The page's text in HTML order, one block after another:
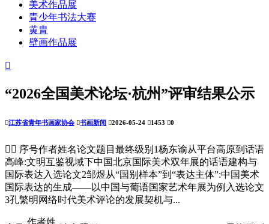
美术作品展
青少年书法大赛
黄胄
壁画作品展

“2026全国美术论坛·杭州”评审结果公示
江苏省青年书画家协会 书画新闻 2026-05-24 1453 0
  序号作者姓名论文题目最终级别1杨东谕从平台高原到话语
高峰:文明互鉴视域下中国北京国际美术双年展的话语建构与
国际表达入选论文2邹煜从“国别样本”到“表达主体”:中国美术
国际表达的生成——以中国与葡语国家艺术年展为例入选论文
3孔繁明网络时代美术评论的发展契机与...
作者姓